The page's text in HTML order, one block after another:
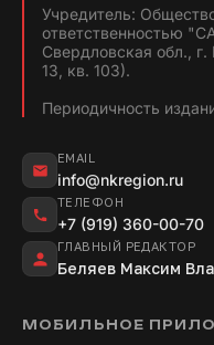
Учредитель:
ответственностью
Свердловская обл.,
13, кв. 103).
Периодичность
EMAIL
info@nkregion.ru
ТЕЛЕФОН
+7 (919) 360-00-70
ГЛАВНЫЙ РЕДАКТОР
Беляев Максим
МОБИЛЬНОЕ